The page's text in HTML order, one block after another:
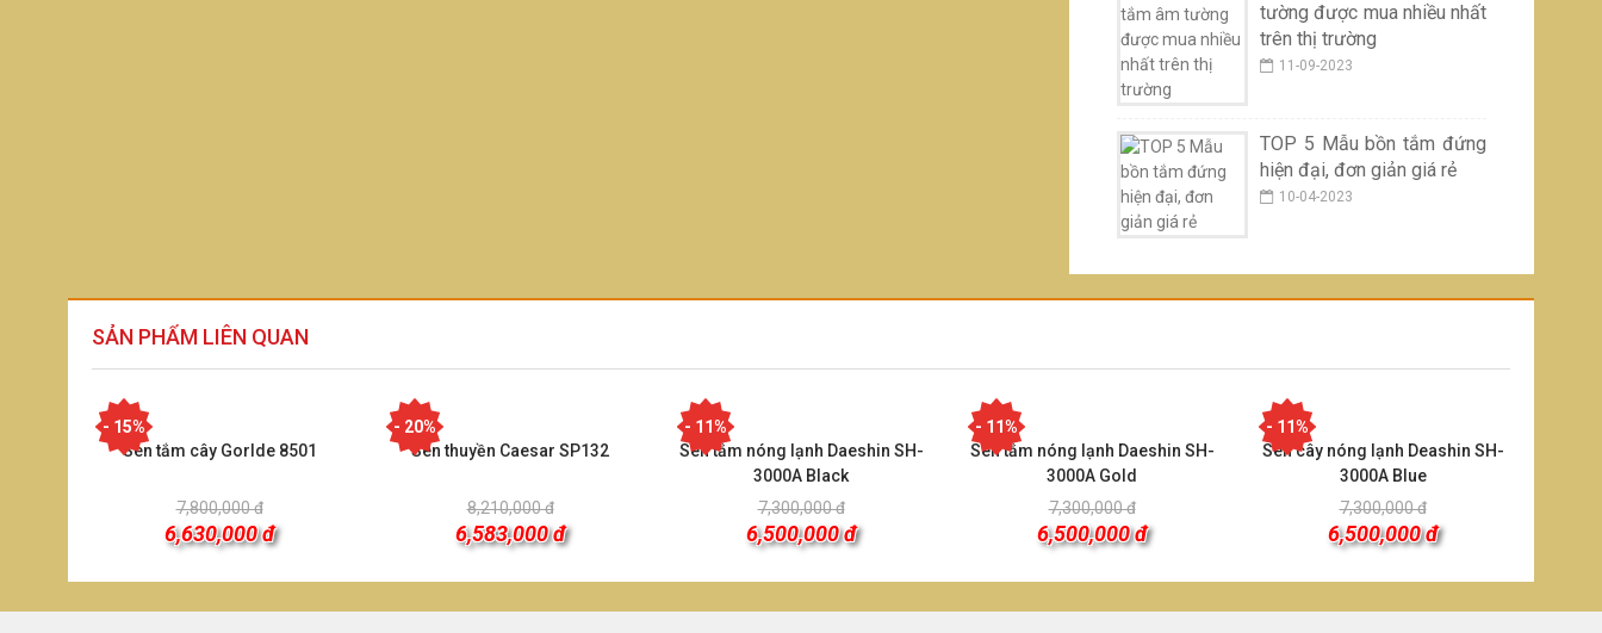
tường được mua nhiều nhất
trên thị trường
11-09-2023
TOP 5 Mẫu bồn tắm đứng
hiện đại, đơn giản giá rẻ
10-04-2023
SẢN PHẨM LIÊN QUAN
- 15%
Sen tắm cây Gorlde 8501
7,800,000 đ
6,630,000 đ
- 20%
Sen thuyền Caesar SP132
8,210,000 đ
6,583,000 đ
- 11%
Sen tắm nóng lạnh Daeshin SH-
3000A Black
7,300,000 đ
6,500,000 đ
- 11%
Sen tắm nóng lạnh Daeshin SH-
3000A Gold
7,300,000 đ
6,500,000 đ
- 11%
Sen cây nóng lạnh Deashin SH-
3000A Blue
7,300,000 đ
6,500,000 đ